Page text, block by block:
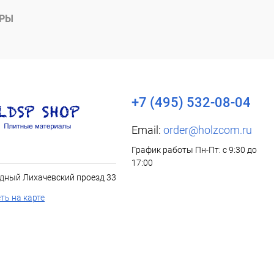
Лихачевский проезд 33
на карте
+7 (495) 532-08-04
Email: order@holzcom.ru
График работы Пн-Пт: с 9:30 до
17:00